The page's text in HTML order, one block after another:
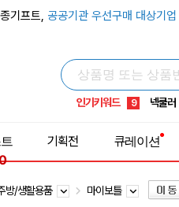
기프트, 공공기관 우선구매 대상기업
인기키워드
5 키캡
8 쿨토시
9 넥쿨러
1 선풍기
기획전 큐레이션
방/생활용품 마이보틀